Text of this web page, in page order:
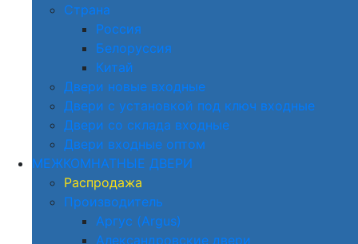
Страна
Россия
Белоруссия
Китай
Двери новые входные
Двери с установкой под ключ входные
Двери со склада входные
Двери входные оптом
МЕЖКОМНАТНЫЕ ДВЕРИ
Распродажа
Производитель
Аргус (Argus)
Александровские двери